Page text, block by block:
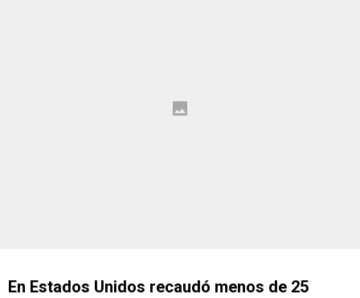
En Estados Unidos recaudó menos de 25